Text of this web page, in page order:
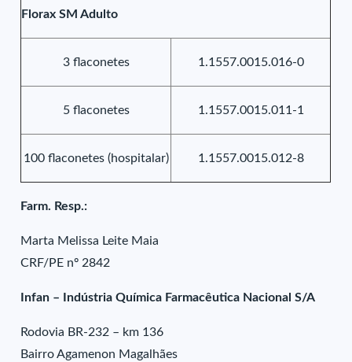
Florax SM Adulto
3 flaconetes 1.1557.0015.016-0
5 flaconetes 1.1557.0015.011-1
100 flaconetes (hospitalar) 1.1557.0015.012-8
Farm. Resp.:
Marta Melissa Leite Maia
CRF/PE nº 2842
Infan – Indústria Química Farmacêutica Nacional S/A
Rodovia BR-232 – km 136
Bairro Agamenon Magalhães